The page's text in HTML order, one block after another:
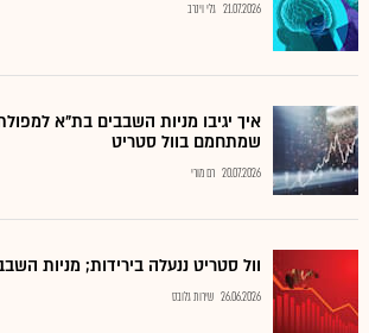
21.07.2026 גלי וינרב
איך יגיבו מניות השבבים בת"א
שמתחמם בוול סטריט
20.07.2026 רם מורי
וול סטריט ננעלה בירידות; מניות
26.06.2026 שירות גלובס